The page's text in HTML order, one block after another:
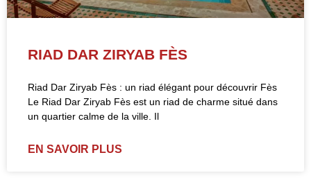
RIAD DAR ZIRYAB FÈS
Riad Dar Ziryab Fès : un riad élégant pour découvrir Fès
Le Riad Dar Ziryab Fès est un riad de charme situé dans
un quartier calme de la ville. Il
EN SAVOIR PLUS